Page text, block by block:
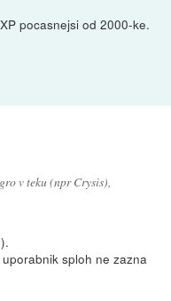
pocasnejsi od 2000-ke.
v teku (npr Crysis),
sploh ne zazna